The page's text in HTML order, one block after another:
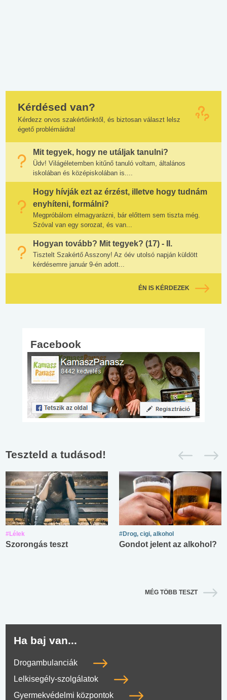
Kérdésed van?
Kérdezz orvos szakértőinktől, és biztosan választ lelsz
égető problémáidra!
Mit tegyek, hogy ne utáljak tanulni?
Üdv! Világéletemben kitűnő tanuló voltam, általános
iskolában és középiskolában is....
Hogy hívják ezt az érzést, illetve hogy tudnám
enyhíteni, formálni?
Megpróbálom elmagyarázni, bár előttem sem tiszta még.
Szóval van egy sorozat, és van...
Hogyan tovább? Mit tegyek? (17) - II.
Tisztelt Szakértő Asszony! Az óév utolsó napján küldött
kérdésemre január 9-én adott...
ÉN IS KÉRDEZEK
Facebook
Teszteld a tudásod!
#Lélek
Szorongás teszt
#Drog, cigi, alkohol
Gondot jelent az alkohol?
MÉG TÖBB TESZT
Ha baj van...
Drogambulanciák
Lelkisegély-szolgálatok
Gyermekvédelmi központok